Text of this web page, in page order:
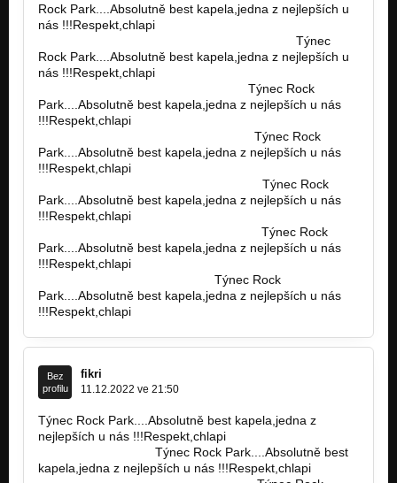
11. Revenge - Life and Stuff - 2011
12. Black Markets Soul - Life and Stuff - 2011
She´s Magnetic - piano verze
I Love my Schizophrenia (předprodukce)
Anything You Want (album In Hell)
I´m Yours (album Life and Stuff )
She´s Magnetic (album Life and Stuff)
Rock Park....Absolutně best kapela,jedna z nejlepších u
nás !!!Respekt,chlapi
Týnec
Rock Park....Absolutně best kapela,jedna z nejlepších u
nás !!!Respekt,chlapi
Týnec Rock
Park....Absolutně best kapela,jedna z nejlepších u nás
!!!Respekt,chlapi
Týnec Rock
Park....Absolutně best kapela,jedna z nejlepších u nás
!!!Respekt,chlapi
Týnec Rock
Park....Absolutně best kapela,jedna z nejlepších u nás
!!!Respekt,chlapi
Týnec Rock
Park....Absolutně best kapela,jedna z nejlepších u nás
!!!Respekt,chlapi
Týnec Rock
Park....Absolutně best kapela,jedna z nejlepších u nás
!!!Respekt,chlapi
Bez
profilu
fikri
11.12.2022 ve 21:50
Týnec Rock Park....Absolutně best kapela,jedna z
nejlepších u nás !!!Respekt,chlapi
Týnec Rock Park....Absolutně best
kapela,jedna z nejlepších u nás !!!Respekt,chlapi